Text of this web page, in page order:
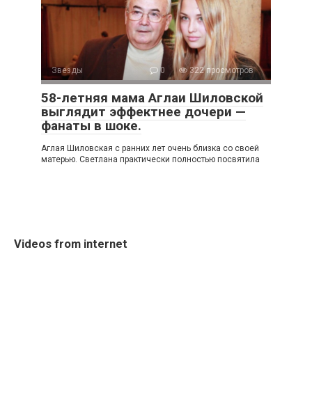
Звезды 0 322 просмотров
58-летняя мама Аглаи Шиловской
выглядит эффектнее дочери —
фанаты в шоке.
Аглая Шиловская с ранних лет очень близка со своей
матерью. Светлана практически полностью посвятила
Videos from internet